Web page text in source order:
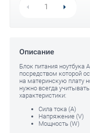
Описание
Блок питания ноутбука
посредством которой
на материнскую плату
нужно всегда
характеристики:
Сила тока (A)
Напряжение (V)
Мощность (W)